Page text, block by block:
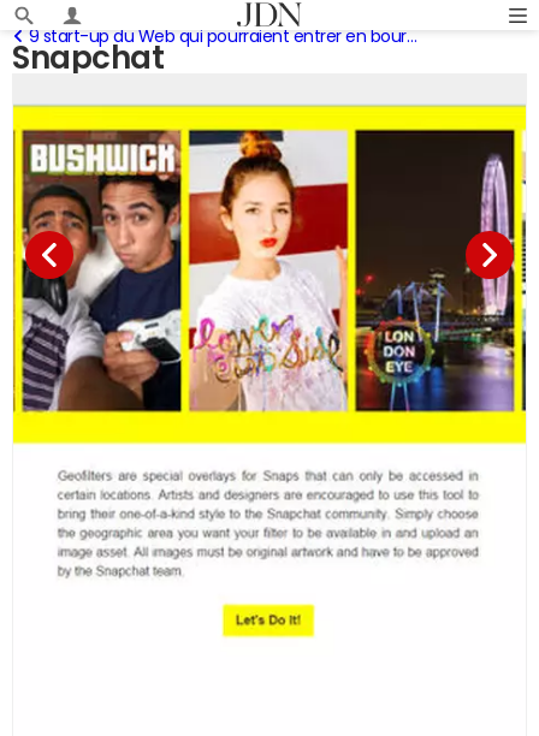
Snapchat
9 start-up du Web qui pourraient entrer en bourse en 2015